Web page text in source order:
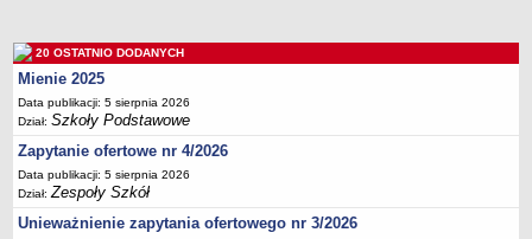
20 OSTATNIO DODANYCH
Mienie 2025
Data publikacji: 5 sierpnia 2026
Dział:Szkoły Podstawowe
Zapytanie ofertowe nr 4/2026
Data publikacji: 5 sierpnia 2026
Dział:Zespoły Szkół
Unieważnienie zapytania ofertowego nr 3/2026